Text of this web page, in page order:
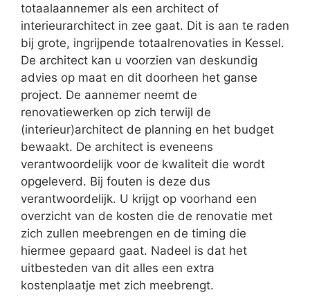
totaalaannemer als een architect of
interieurarchitect in zee gaat. Dit is aan te raden
bij grote, ingrijpende totaalrenovaties in Kessel.
De architect kan u voorzien van deskundig
advies op maat en dit doorheen het ganse
project. De aannemer neemt de
renovatiewerken op zich terwijl de
(interieur)architect de planning en het budget
bewaakt. De architect is eveneens
verantwoordelijk voor de kwaliteit die wordt
opgeleverd. Bij fouten is deze dus
verantwoordelijk. U krijgt op voorhand een
overzicht van de kosten die de renovatie met
zich zullen meebrengen en de timing die
hiermee gepaard gaat. Nadeel is dat het
uitbesteden van dit alles een extra
kostenplaatje met zich meebrengt.